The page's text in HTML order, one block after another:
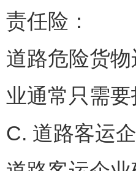
责任险：
道路危险货
业通常只需
C. 道路客运